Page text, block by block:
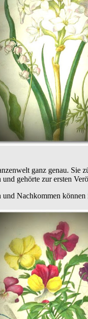
ganz genau. Sie
gehörte zur ersten
Nachkommen können